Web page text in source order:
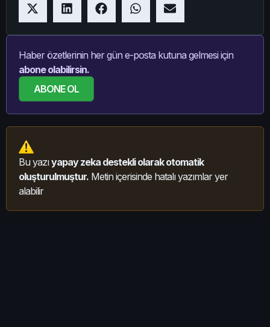
Haber özetlerinin her gün e-posta kutuna gelmesi için
abone olabilirsin.
ABONE OL
Bu yazıyapay zeka destekli olarak otomatik
oluşturulmuştur. Metin içerisinde hatalı yazımlar yer
alabilir